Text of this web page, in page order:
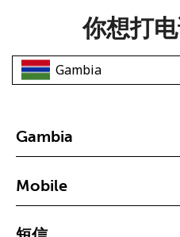
至少 8 个字符
你想打
Gambia
Mobile